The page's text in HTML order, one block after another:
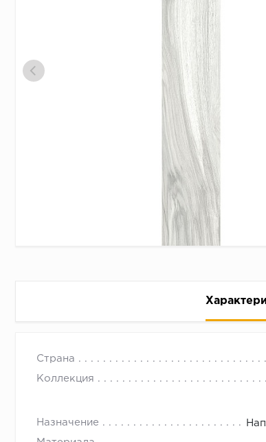
Страна
Коллекция
Назначение